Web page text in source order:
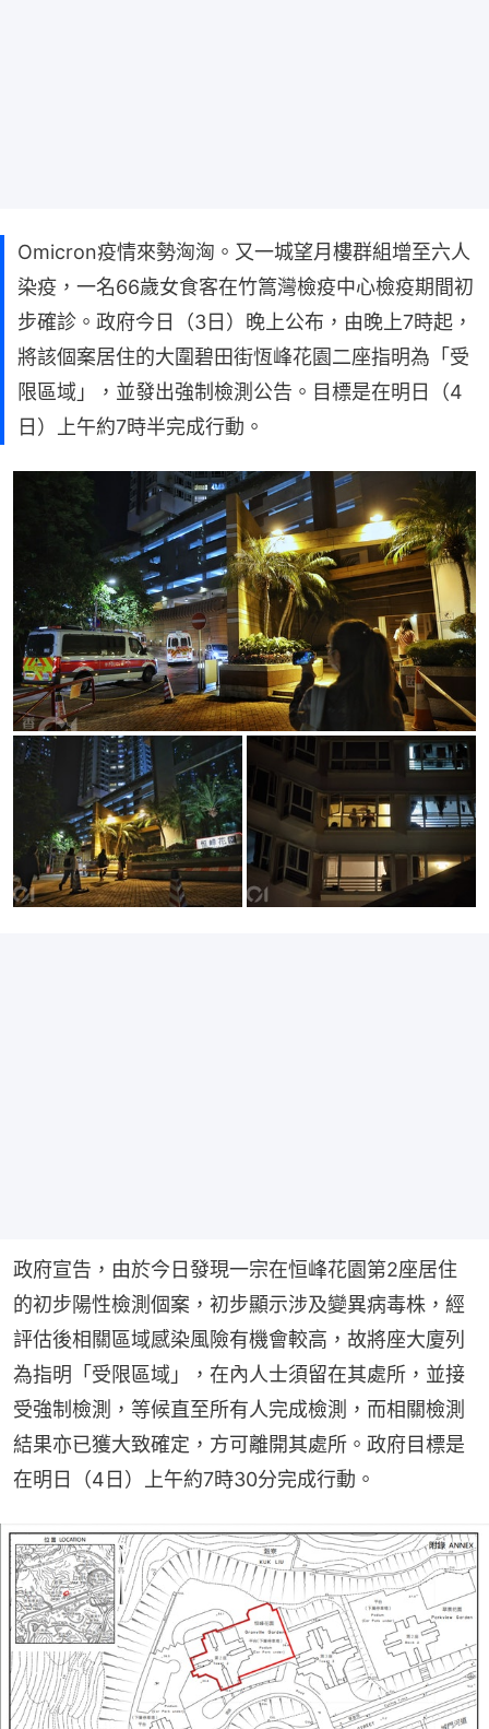
Omicron疫情來勢洶洶。又一城望月樓群組增至六人
染疫，一名66歲女食客在竹篙灣檢疫中心檢疫期間初
步確診。政府今日（3日）晚上公布，由晚上7時起，
將該個案居住的大圍碧田街恆峰花園二座指明為「受
限區域」，並發出強制檢測公告。目標是在明日（4
日）上午約7時半完成行動。
政府宣告，由於今日發現一宗在恒峰花園第2座居住
的初步陽性檢測個案，初步顯示涉及變異病毒株，經
評估後相關區域感染風險有機會較高，故將座大廈列
為指明「受限區域」，在內人士須留在其處所，並接
受強制檢測，等候直至所有人完成檢測，而相關檢測
結果亦已獲大致確定，方可離開其處所。政府目標是
在明日（4日）上午約7時30分完成行動。